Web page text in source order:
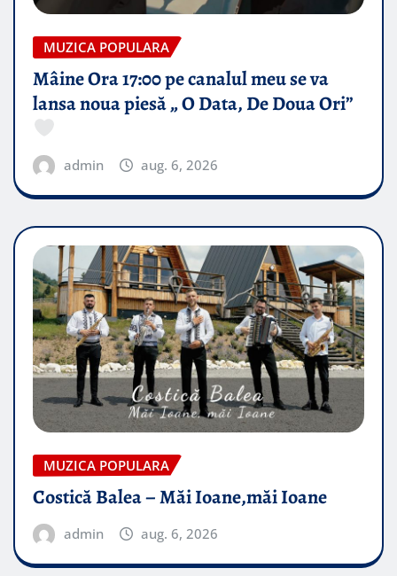
MUZICA POPULARA
Mâine Ora 17:00 pe canalul meu se va
lansa noua piesă „ O Data, De Doua Ori”
admin aug. 6, 2026
MUZICA POPULARA
Costică Balea – Măi Ioane,măi Ioane
admin aug. 6, 2026